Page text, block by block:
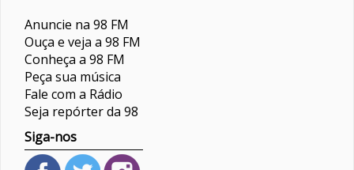
Anuncie na 98 FM
Ouça e veja a 98 FM
Conheça a 98 FM
Peça sua música
Fale com a Rádio
Seja repórter da 98
Siga-nos